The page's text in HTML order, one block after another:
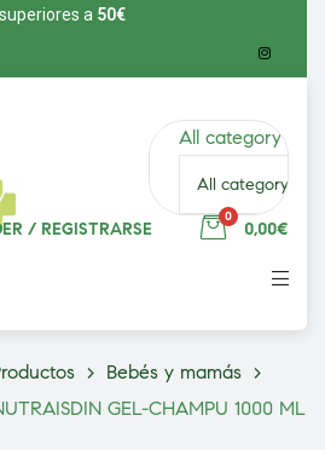
a 50€
All category
/ REGISTRARSE
0
0,00€
> Bebés y mamás >
GEL-CHAMPU 1000 ML